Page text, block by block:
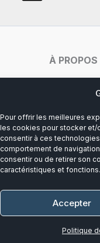
Pour offrir les meilleures
les cookies pour stocker et/
consentir à ces
comportement de
consentir ou de retirer son
caractéristiques et fonctions.
Accepter
Politique
À PROPOS
Notre
Du lundi
8h00-
Téléphone :
Mail :